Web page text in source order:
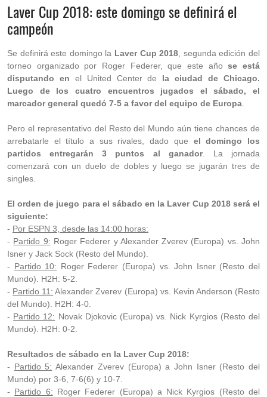
Laver Cup 2018: este domingo se definirá el
campeón
Se definirá este domingo la Laver Cup 2018 , segunda edición del
torneo organizado por Roger Federer, que este añose está
disputando en el United Center de la ciudad de Chicago.
Luego de los cuatro encuentros jugados el sábado, el
marcador general quedó 7-5 a favor del equipo de Europa
Pero el representativo del Resto del Mundo aún tiene chances de
arrebatarle el título a sus rivales, dado que el domingo los
partidos entregarán 3 puntos al ganador. La jornada
comenzará con un duelo de dobles y luego se jugarán tres de
singles.
El orden de juego para el sábado en la Laver Cup 2018 será el
siguiente:
- Por ESPN 3, desde las 14:00 horas:
- Partido 9: Roger Federer y Alexander Zverev (Europa) vs. John
Isner y Jack Sock (Resto del Mundo).
- Partido 10: Roger Federer (Europa) vs. John Isner (Resto del
Mundo). H2H: 5-2.
- Partido 11: Alexander Zverev (Europa) vs. Kevin Anderson (Resto
del Mundo). H2H: 4-0.
- Partido 12: Novak Djokovic (Europa) vs. Nick Kyrgios (Resto del
Mundo). H2H: 0-2.
Resultados de sábado en la Laver Cup 2018:
- Partido 5: Alexander Zverev (Europa) a John Isner (Resto del
Mundo) por 3-6, 7-6(6) y 10-7.
- Partido 6: Roger Federer (Europa) a Nick Kyrgios (Resto del